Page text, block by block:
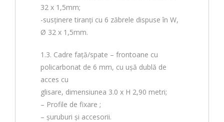
32 x 1,5mm;
-susținere tiranți cu 6 zăbrele dispuse în W,
Ø 32 x 1,5mm.
1.3. Cadre faţă/spate – frontoane cu
policarbonat de 6 mm, cu ușă dublă de
acces cu
glisare, dimensiunea 3.0 x H 2,90 metri;
– Profile de fixare ;
– șuruburi și accesorii.